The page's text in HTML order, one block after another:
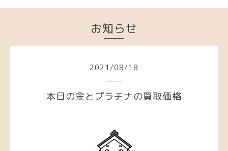
お知らせ
2021 /08/ 18
本日の金とプラチナの買取価格